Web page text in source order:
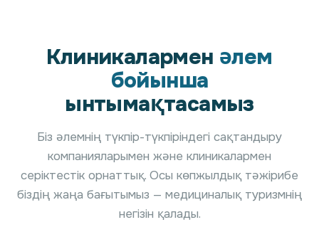
Клиникалармен әлем
бойынша
ынтымақтасамыз
Біз әлемнің түкпір-түкпіріндегі сақтандыру
компанияларымен және клиникалармен
серіктестік орнаттық. Осы көпжылдық тәжірибе
біздің жаңа бағытымыз — медициналық туризмнің
негізін қалады.